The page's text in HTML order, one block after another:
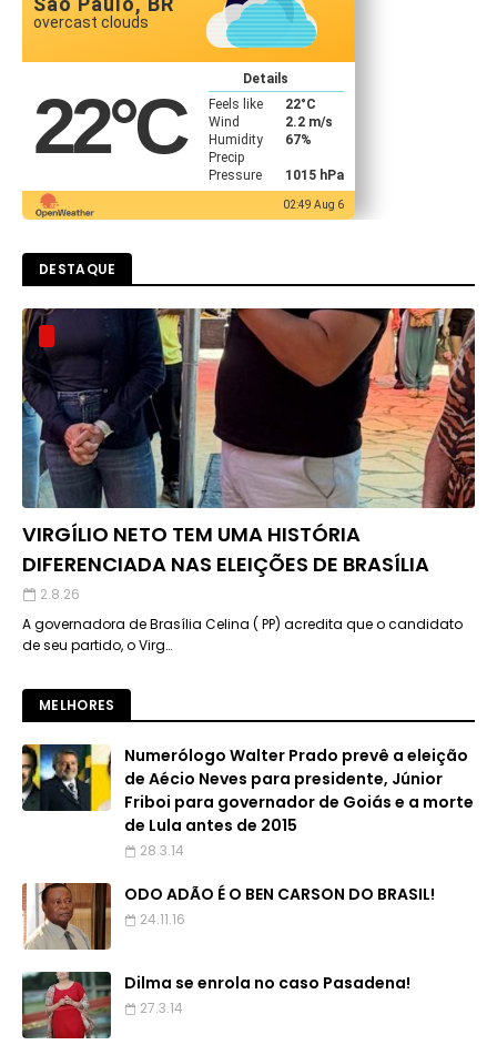
overcast clouds
22°C
Details
Feels like
22°C
Wind
2.2 m/s
Humidity
67%
Precip
Pressure
1015 hPa
02:49 Aug 6
DESTAQUE
VIRGÍLIO NETO TEM UMA HISTÓRIA
DIFERENCIADA NAS ELEIÇÕES DE BRASÍLIA
2.8.26
A governadora de Brasília Celina ( PP) acredita que o candidato
de seu partido, o Virg…
MELHORES
Numerólogo Walter Prado prevê a eleição
de Aécio Neves para presidente, Júnior
Friboi para governador de Goiás e a morte
de Lula antes de 2015
28.3.14
ODO ADÃO É O BEN CARSON DO BRASIL!
24.11.16
Dilma se enrola no caso Pasadena!
27.3.14